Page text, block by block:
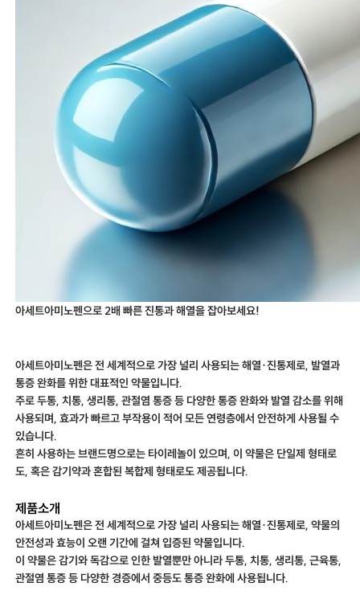
아세트아미노펜으로 2배 빠른 진통과 해열을 잡아보세요!
아세트아미노펜은 전 세계적으로 가장 널리 사용되는 해열·진통제로, 발열과
통증 완화를 위한 대표적인 약물입니다.
주로 두통, 치통, 생리통, 관절염 통증 등 다양한 통증 완화와 발열 감소를 위해
사용되며, 효과가 빠르고 부작용이 적어 모든 연령층에서 안전하게 사용될 수
있습니다.
흔히 사용하는 브랜드명으로는 타이레놀이 있으며, 이 약물은 단일제 형태로
도, 혹은 감기약과 혼합된 복합제 형태로도 제공됩니다.
제품소개
아세트아미노펜은 전 세계적으로 가장 널리 사용되는 해열·진통제로, 약물의
안전성과 효능이 오랜 기간에 걸쳐 입증된 약물입니다.
이 약물은 감기와 독감으로 인한 발열뿐만 아니라 두통, 치통, 생리통, 근육통,
관절염 통증 등 다양한 경증에서 중등도 통증 완화에 사용됩니다.